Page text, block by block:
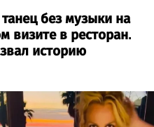
без музыки на
визите в ресторан.
историю